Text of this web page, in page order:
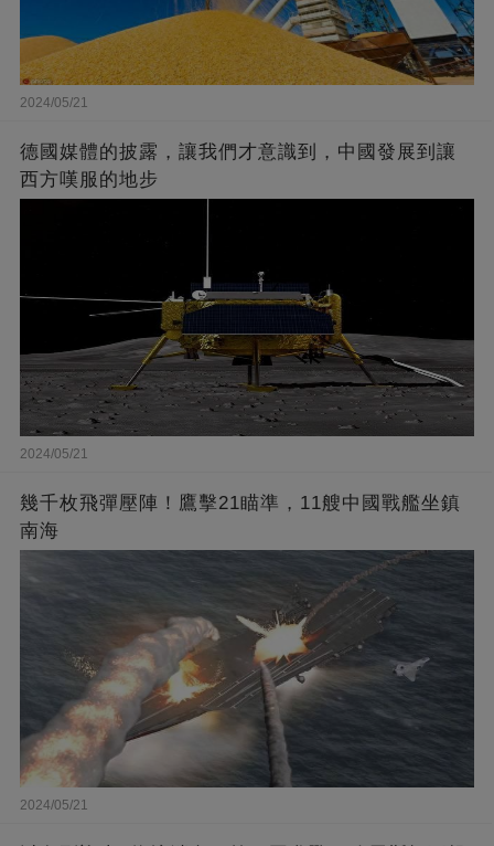
2024/05/21
德國媒體的披露，讓我們才意識到，中國發展到讓
西方嘆服的地步
2024/05/21
幾千枚飛彈壓陣！鷹擊21瞄準，11艘中國戰艦坐鎮
南海
2024/05/21